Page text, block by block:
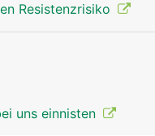
Resistenzrisiko
uns einnisten